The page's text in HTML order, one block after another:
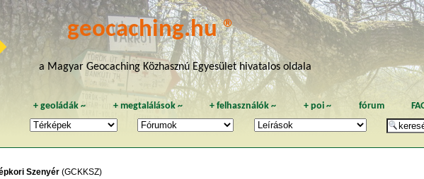
geocaching.hu ®
a Magyar Geocaching Közhasznú Egyesület hivatalos oldala
+geoládák ~ + megtalálások~ +felhasználók ~ + poi~ fórum
Szenyér (GCKKSZ)